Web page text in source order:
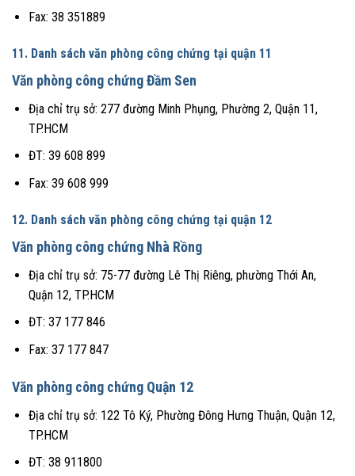
Fax: 38 351889
11. Danh sách văn phòng công chứng tại quận 11
Văn phòng công chứng Đầm Sen
Địa chỉ trụ sở: 277 đường Minh Phụng, Phường 2, Quận 11,
TP.HCM
ĐT: 39 608 899
Fax: 39 608 999
12. Danh sách văn phòng công chứng tại quận 12
Văn phòng công chứng Nhà Rồng
Địa chỉ trụ sở: 75-77 đường Lê Thị Riêng, phường Thới An,
Quận 12, TP.HCM
ĐT: 37 177 846
Fax: 37 177 847
Văn phòng công chứng Quận 12
Địa chỉ trụ sở: 122 Tô Ký, Phường Đông Hưng Thuận, Quận 12,
TP.HCM
ĐT: 38 911800